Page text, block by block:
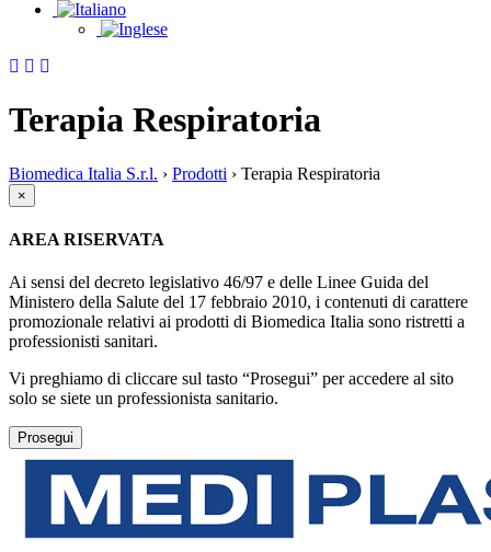
Terapia Respiratoria
Biomedica Italia S.r.l. › Prodotti › Terapia Respiratoria
×
AREA RISERVATA
Ai sensi del decreto legislativo 46/97 e delle Linee Guida del
Ministero della Salute del 17 febbraio 2010, i contenuti di carattere
promozionale relativi ai prodotti di Biomedica Italia sono ristretti a
professionisti sanitari.
Vi preghiamo di cliccare sul tasto “Prosegui” per accedere al sito
solo se siete un professionista sanitario.
Prosegui